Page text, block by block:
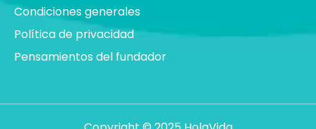
Condiciones generales
Política de privacidad
Pensamientos del fundador